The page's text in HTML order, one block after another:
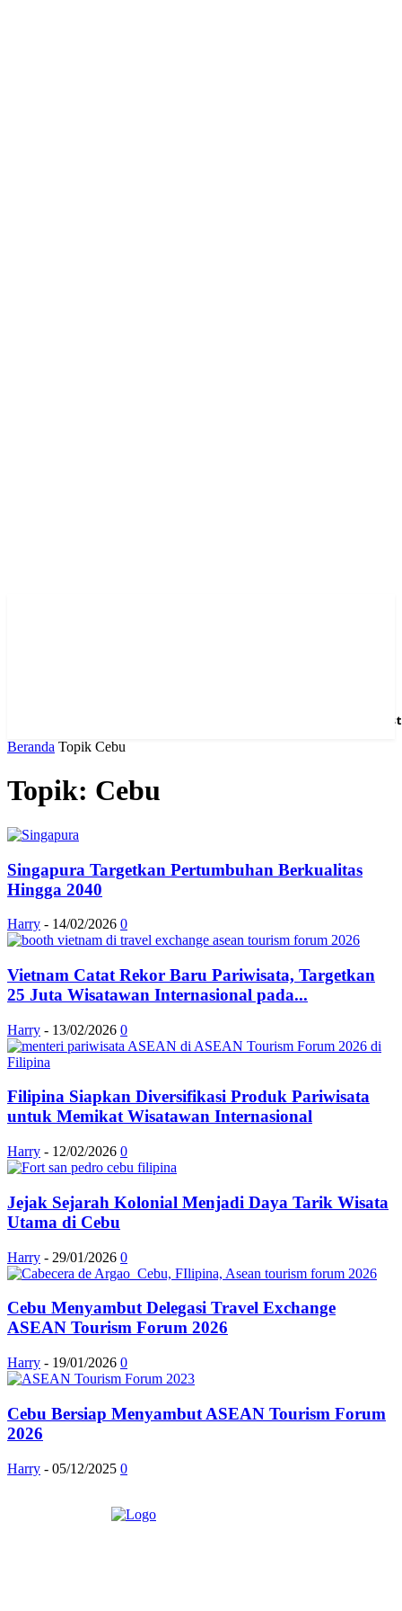
Beranda Topik Cebu
Topik: Cebu
Singapura Targetkan Pertumbuhan Berkualitas
Hingga 2040
Harry - 14/02/2026 0
Vietnam Catat Rekor Baru Pariwisata, Targetkan
25 Juta Wisatawan Internasional pada...
Harry - 13/02/2026 0
Filipina Siapkan Diversifikasi Produk Pariwisata
untuk Memikat Wisatawan Internasional
Harry - 12/02/2026 0
Jejak Sejarah Kolonial Menjadi Daya Tarik Wisata
Utama di Cebu
Harry - 29/01/2026 0
Cebu Menyambut Delegasi Travel Exchange
ASEAN Tourism Forum 2026
Harry - 19/01/2026 0
Cebu Bersiap Menyambut ASEAN Tourism Forum
2026
Harry - 05/12/2025 0